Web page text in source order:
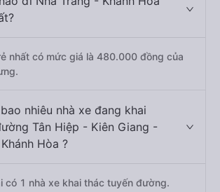
nhất có mức giá là 480.000 đồng của
nhiêu nhà xe đang khai
Tân Hiệp - Kiên Giang -
Hòa ?
có 1 nhà xe khai thác tuyến đường.